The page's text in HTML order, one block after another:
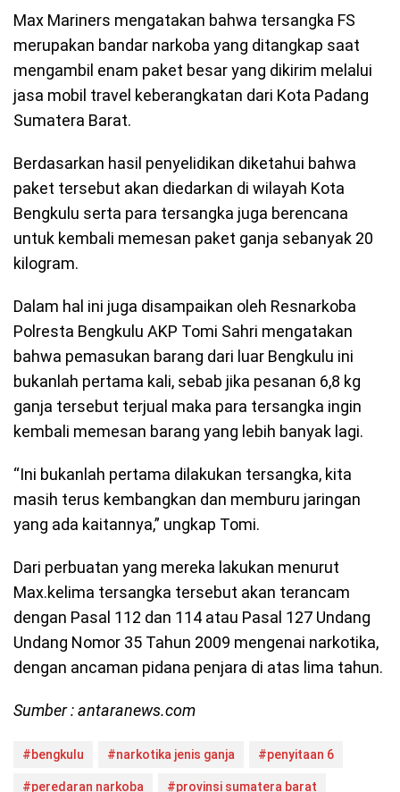
Max Mariners mengatakan bahwa tersangka FS
merupakan bandar narkoba yang ditangkap saat
mengambil enam paket besar yang dikirim melalui
jasa mobil travel keberangkatan dari Kota Padang
Sumatera Barat.
Berdasarkan hasil penyelidikan diketahui bahwa
paket tersebut akan diedarkan di wilayah Kota
Bengkulu serta para tersangka juga berencana
untuk kembali memesan paket ganja sebanyak 20
kilogram.
Dalam hal ini juga disampaikan oleh Resnarkoba
Polresta Bengkulu AKP Tomi Sahri mengatakan
bahwa pemasukan barang dari luar Bengkulu ini
bukanlah pertama kali, sebab jika pesanan 6,8 kg
ganja tersebut terjual maka para tersangka ingin
kembali memesan barang yang lebih banyak lagi.
“Ini bukanlah pertama dilakukan tersangka, kita
masih terus kembangkan dan memburu jaringan
yang ada kaitannya,” ungkap Tomi.
Dari perbuatan yang mereka lakukan menurut
Max.kelima tersangka tersebut akan terancam
dengan Pasal 112 dan 114 atau Pasal 127 Undang
Undang Nomor 35 Tahun 2009 mengenai narkotika,
dengan ancaman pidana penjara di atas lima tahun.
Sumber : antaranews.com
#bengkulu #narkotika jenis ganja #penyitaan 6
#peredaran narkoba #provinsi sumatera barat